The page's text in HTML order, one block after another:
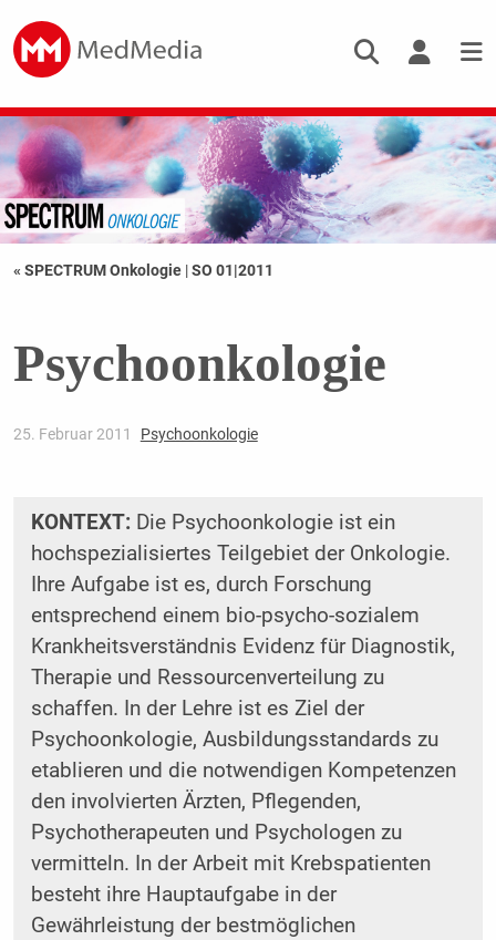
« SPECTRUM Onkologie |SO 01|2011
Psychoonkologie
25. Februar 2011 Psychoonkologie
KONTEXT: Die Psychoonkologie ist ein
hochspezialisiertes Teilgebiet der Onkologie.
Ihre Aufgabe ist es, durch Forschung
entsprechend einem bio-psycho-sozialem
Krankheitsverständnis Evidenz für Diagnostik,
Therapie und Ressourcenverteilung zu
schaffen. In der Lehre ist es Ziel der
Psychoonkologie, Ausbildungsstandards zu
etablieren und die notwendigen Kompetenzen
den involvierten Ärzten, Pflegenden,
Psychotherapeuten und Psychologen zu
vermitteln. In der Arbeit mit Krebspatienten
besteht ihre Hauptaufgabe in der
Gewährleistung der bestmöglichen